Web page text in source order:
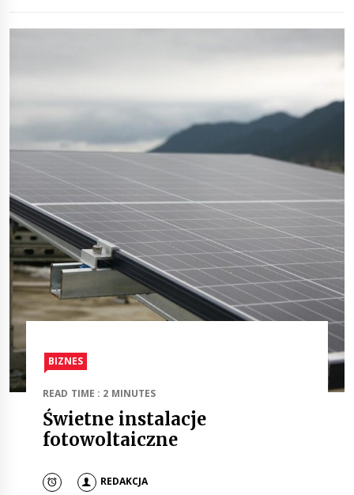
BIZNES
READ TIME : 2 MINUTES
Świetne instalacje
fotowoltaiczne
REDAKCJA